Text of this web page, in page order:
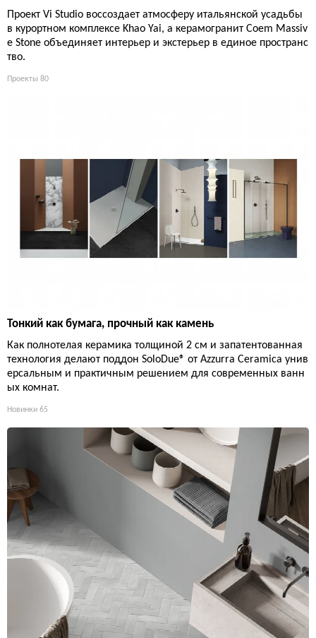
Проект Vi Studio воссоздает атмосферу итальянской усадьбы
в курортном комплексе Khao Yai, а керамогранит Coem Massiv
e Stone объединяет интерьер и экстерьер в единое пространс
тво.
Проекты 80
Тонкий как бумага, прочный как камень
Как полнотелая керамика толщиной 2 см и запатентованная
технология делают поддон SoloDue® от Azzurra Ceramica унив
ерсальным и практичным решением для современных ванн
ых комнат.
Новинки 65